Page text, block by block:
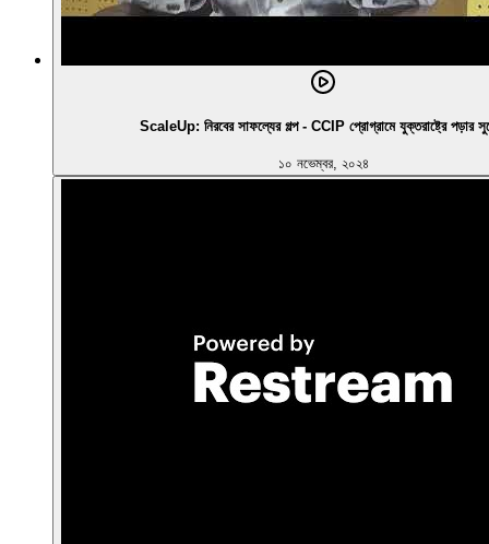
ScaleUp: নিরবের সাফল্যের গল্প - CCIP প্রোগ্রামে যুক্তরাষ্ট্রে পড়ার
১০ নভেম্বর, ২০২৪